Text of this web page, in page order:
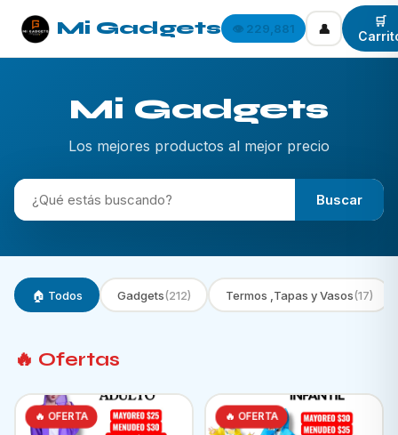
Mi Gadgets 👁️ 229,881 👤
🛒
Mi Gadgets
Los mejores productos al mejor precio
Buscar
🏠 Todos Gadgets(212) Termos ,Tapas y Vasos(17)
🔥 Ofertas
🔥 OFERTA 🔥 OFERTA